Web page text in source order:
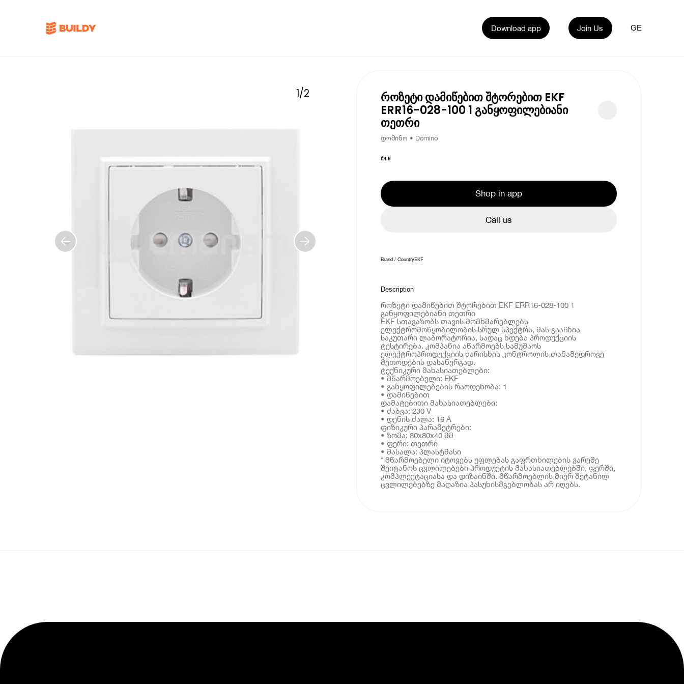
Download app Join Us GE
1/2 როზეტი დამიწებით შტორებით EKF
ERR16-028-100 1 განყოფილებიანი
თეთრი
დომინო • Domino
₾4.6
Shop in app
Call us
Brand / CountryEKF
Description
როზეტი დამიწებით შტორებით EKF ERR16-028-100 1
განყოფილებიანი თეთრი
EKF სთავაზობს თავის მომხმარებლებს
ელექტრომოწყობილობის სრულ სპექტრს, მას გააჩნია
საკუთარი ლაბორატორია, სადაც ხდება პროდუქციის
ტესტირება. კომპანია აწარმოებს სამუშაოს
ელექტროპროდუქციის ხარისხის კონტროლის თანამედროვე
მეთოდების დასანერგად.
ტექნიკური მახასიათებლები:
• მწარმოებელი: EKF
• განყოფილებების რაოდენობა: 1
• დამიწებით
დამატებითი მახასიათებლები:
• ძაბვა: 230 V
• დენის ძალა: 16 A
ფიზიკური პარამეტრები:
• ზომა: 80x80x40 მმ
• ფერი: თეთრი
• მასალა: პლასტმასი
* მწარმოებელი იტოვებს უფლებას გაფრთხილების გარეშე
შეიტანოს ცვლილებები პროდუქტის მახასიათებლებში, ფერში,
კომპლექტაციასა და დიზაინში. მწარმოებლის მიერ შეტანილ
ცვლილებებზე მაღაზია პასუხისმგებლობას არ იღებს.